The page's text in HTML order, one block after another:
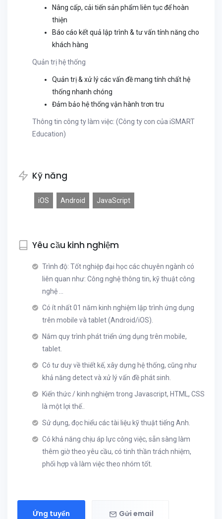
Nâng cấp, cải tiến sản phẩm liên tục để hoàn
thiện
Báo cáo kết quả lập trình & tư vấn tính năng cho
khách hàng
Quản trị hệ thống
Quản trị & xử lý các vấn đề mang tính chất hệ
thống nhanh chóng
Đảm bảo hệ thống vận hành trơn tru
Thông tin công ty làm việc: (Công ty con của iSMART
Education)
Kỹ năng
iOS Android JavaScript
Yêu cầu kinh nghiệm
Trình độ: Tốt nghiệp đại học các chuyên ngành có
liên quan như: Công nghệ thông tin, kỹ thuật công
nghệ ...
Có ít nhất 01 năm kinh nghiệm lập trình ứng dụng
trên mobile và tablet (Android/iOS).
Nắm quy trình phát triển ứng dụng trên mobile,
tablet.
Có tư duy về thiết kế, xây dựng hệ thống, cũng như
khả năng detect và xử lý vấn đề phát sinh.
Kiến thức / kinh nghiệm trong Javascript, HTML, CSS
là một lợi thế..
Sử dụng, đọc hiểu các tài liệu kỹ thuật tiếng Anh.
Có khả năng chịu áp lực công việc, sẵn sàng làm
thêm giờ theo yêu cầu, có tinh thần trách nhiệm,
phối hợp và làm việc theo nhóm tốt.
Ứng tuyển Gửi email